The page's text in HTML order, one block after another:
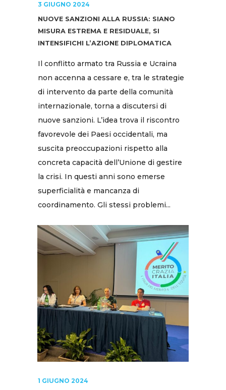
3 GIUGNO 2024
NUOVE SANZIONI ALLA RUSSIA: SIANO
MISURA ESTREMA E RESIDUALE, SI
INTENSIFICHI L’AZIONE DIPLOMATICA
Il conflitto armato tra Russia e Ucraina
non accenna a cessare e, tra le strategie
di intervento da parte della comunità
internazionale, torna a discutersi di
nuove sanzioni. L’idea trova il riscontro
favorevole dei Paesi occidentali, ma
suscita preoccupazioni rispetto alla
concreta capacità dell’Unione di gestire
la crisi. In questi anni sono emerse
superficialità e mancanza di
coordinamento. Gli stessi problemi...
1 GIUGNO 2024